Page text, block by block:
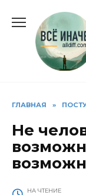
содержанию
ГЛАВНАЯ »
Не
НА ЧТЕНИЕ